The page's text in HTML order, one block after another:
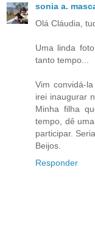
sonia a.
Olá Cláudia,
Uma linda
tanto tempo...
Vim convidá-
irei inaugurar
Minha filha
tempo, dê
participar.
Beijos.
Responder